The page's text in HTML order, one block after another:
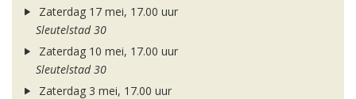
Zaterdag 17 mei, 17.00 uur
Sleutelstad 30
Zaterdag 10 mei, 17.00 uur
Sleutelstad 30
Zaterdag 3 mei, 17.00 uur